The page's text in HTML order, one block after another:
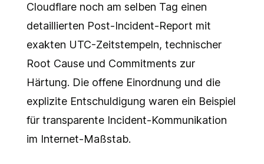
Cloudflare noch am selben Tag einen
detaillierten Post-Incident-Report mit
exakten UTC-Zeitstempeln, technischer
Root Cause und Commitments zur
Härtung. Die offene Einordnung und die
explizite Entschuldigung waren ein Beispiel
für transparente Incident-Kommunikation
im Internet-Maßstab.